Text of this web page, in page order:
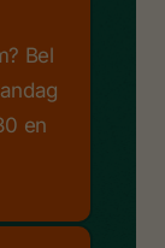
Bel
en